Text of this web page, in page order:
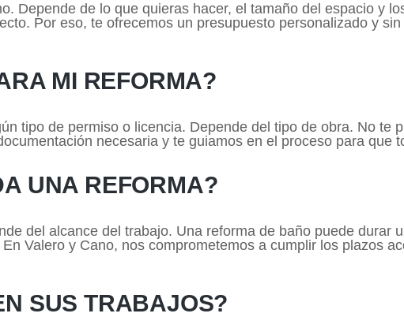
Depende de lo que quieras hacer, el tamaño del espacio y
Por eso, te ofrecemos un presupuesto personalizado y
MI REFORMA?
tipo de permiso o licencia. Depende del tipo de obra. No te
necesaria y te guiamos en el proceso para que
UNA REFORMA?
del alcance del trabajo. Una reforma de baño puede durar
Valero y Cano, nos comprometemos a cumplir los plazos
SUS TRABAJOS?